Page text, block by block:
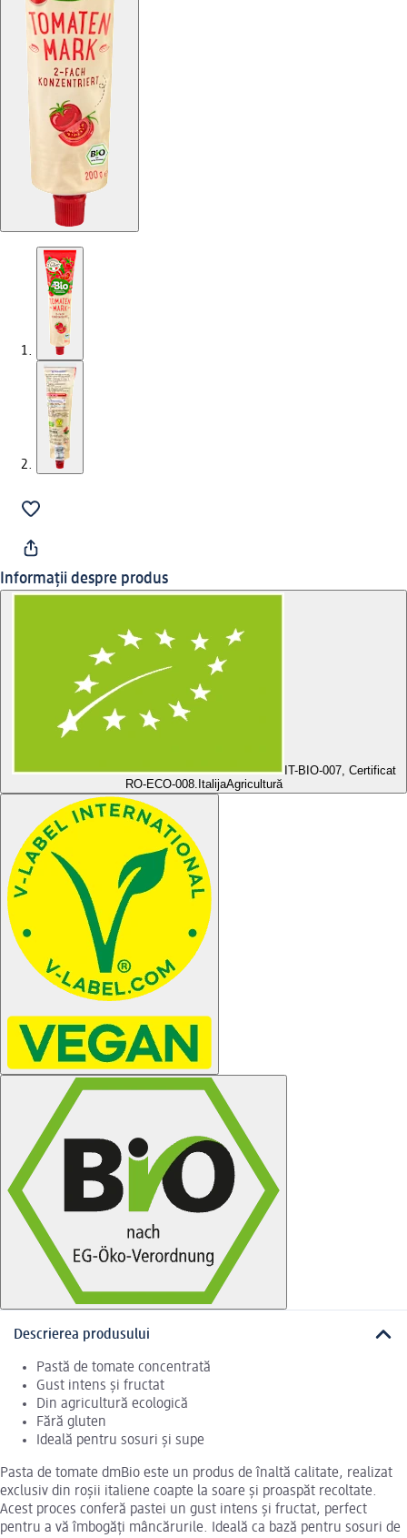
Informații despre produs
IT-BIO-007, Certificat
RO-ECO-008. ItalijaAgricultură
Descrierea produsului
Pastă de tomate concentrată
Gust intens și fructat
Din agricultură ecologică
Fără gluten
Ideală pentru sosuri și supe
Pasta de tomate dmBio este un produs de înaltă calitate, realizat
exclusiv din roșii italiene coapte la soare și proaspăt recoltate.
Acest proces conferă pastei un gust intens și fructat, perfect
pentru a vă îmbogăți mâncărurile. Ideală ca bază pentru sosuri de